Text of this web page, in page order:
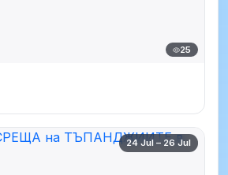
25
24 Jul – 26 Jul